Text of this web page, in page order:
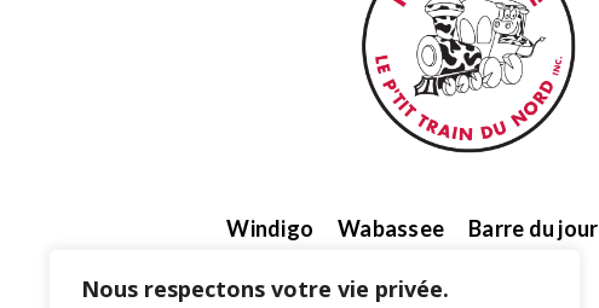
Nous respectons votre vie privée.
Windigo Wabassee Barre du jour
Brie de Mont-Laurier